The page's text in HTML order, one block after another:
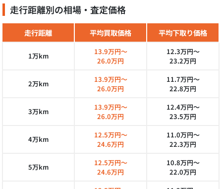
走行距離別の相場・査定価格
走行距離 平均買取価格 平均下取り価格
1万km
13.9万円～
26.0万円
12.3万円～
23.2万円
2万km
13.9万円～
26.0万円
11.7万円～
22.8万円
3万km
13.9万円～
26.0万円
12.4万円～
23.5万円
4万km
12.5万円～
24.6万円
11.0万円～
22.3万円
5万km
12.5万円～
24.6万円
10.8万円～
22.0万円